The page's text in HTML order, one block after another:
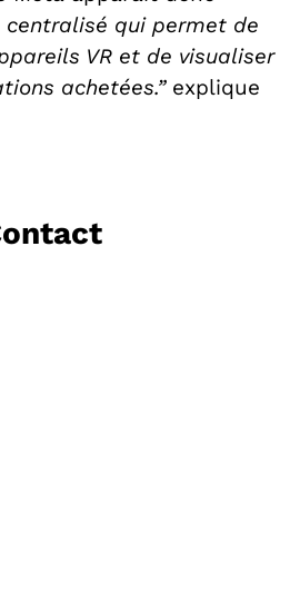
centralisé qui permet de
VR et de visualiser
achetées.” explique